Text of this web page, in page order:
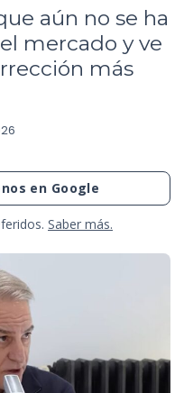
aún no se ha
mercado y ve
más
en Google
Saber más.